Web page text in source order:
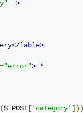
>
</lable>
="error"> *
($_POST ['category']))